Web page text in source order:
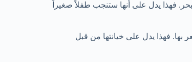
فهذا يدل على أنها ستنجب طفلاً صغيراً
بها. فهذا يدل على خيانتها من قبل